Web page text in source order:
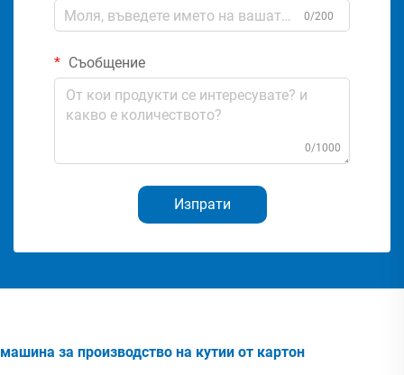
0/200
Съобщение
0/1000
Изпрати
машина за производство на кутии от картон